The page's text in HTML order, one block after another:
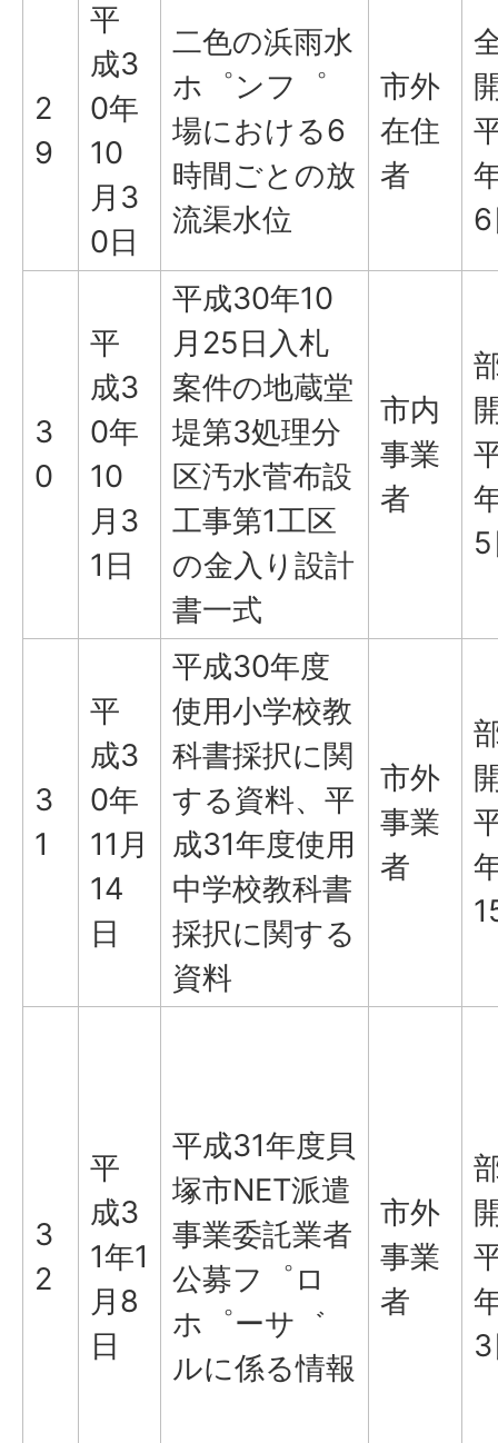
2
9
平
成3
0年
10
月3
0日
二色の浜雨水
ホ゜ンフ゜
場における6
時間ごとの放
流渠水位
市外
在住
者
3
0
平
成3
0年
10
月3
1日
平成30年10
月25日入札
案件の地蔵堂
堤第3処理分
区汚水菅布設
工事第1工区
の金入り設計
書一式
市内
事業
者
3
1
平
成3
0年
11月
14
日
平成30年度
使用小学校教
科書採択に関
する資料、平
成31年度使用
中学校教科書
採択に関する
資料
市外
事業
者
3
2
平
成3
1年1
月8
日
平成31年度貝
塚市NET派遣
事業委託業者
公募フ゜ロ
ホ゜ーサ゛
ルに係る情報
市外
事業
者